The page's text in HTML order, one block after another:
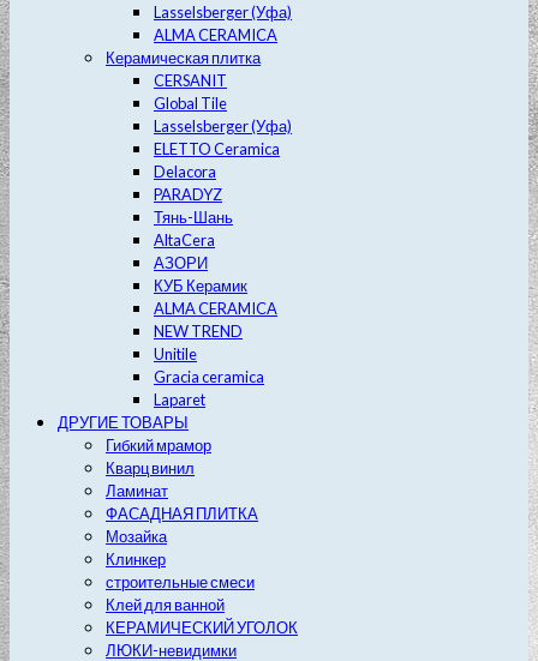
Lasselsberger (Уфа)
ALMA CERAMICA
Керамическая плитка
CERSANIT
Global Tile
Lasselsberger (Уфа)
ELETTO Ceramica
Delacora
PARADYZ
Тянь-Шань
AltaCera
АЗОРИ
КУБ Керамик
ALMA CERAMICA
NEW TREND
Unitile
Gracia ceramica
Laparet
ДРУГИЕ ТОВАРЫ
Гибкий мрамор
Кварц винил
Ламинат
ФАСАДНАЯ ПЛИТКА
Мозайка
Клинкер
строительные смеси
Клей для ванной
КЕРАМИЧЕСКИЙ УГОЛОК
ЛЮКИ-невидимки